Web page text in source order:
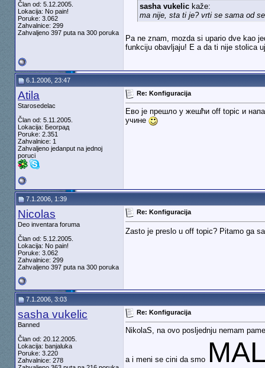
Član od: 5.12.2005.
Lokacija: No pain!
Poruke: 3.062
Zahvalnice: 299
Zahvaljeno 397 puta na 300 poruka
sasha vukelickaže:
ma nije, sta ti je? vrti se sama od
Pa ne znam, mozda si upario dve kao
funkciju obavljaju! E a da ti nije stolica
6.1.2006, 23:47
Atila
Starosedelac
Član od: 5.11.2005.
Lokacija: Београд
Poruke: 2.351
Zahvalnice: 1
Zahvaljeno jedanput na jednoj
poruci
Re: Konfiguracija
Ево је прешло у жешћи off topic и
учине
7.1.2006, 1:39
Nicolas
Deo inventara foruma
Član od: 5.12.2005.
Lokacija: No pain!
Poruke: 3.062
Zahvalnice: 299
Zahvaljeno 397 puta na 300 poruka
Re: Konfiguracija
Zasto je preslo u off topic? Pitamo ga
7.1.2006, 3:03
sasha vukelic
Banned
Član od: 20.12.2005.
Lokacija: banjaluka
Poruke: 3.220
Zahvalnice: 278
Re: Konfiguracija
NikolaS, na ovo posljednju nemam
a i meni se cini da smo